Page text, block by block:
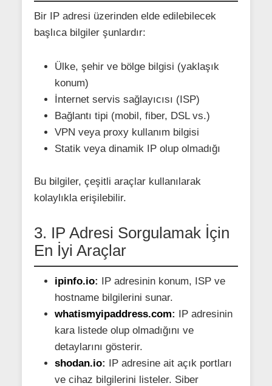
Bir IP adresi üzerinden elde edilebilecek
başlıca bilgiler şunlardır:
Ülke, şehir ve bölge bilgisi (yaklaşık
konum)
İnternet servis sağlayıcısı (ISP)
Bağlantı tipi (mobil, fiber, DSL vs.)
VPN veya proxy kullanım bilgisi
Statik veya dinamik IP olup olmadığı
Bu bilgiler, çeşitli araçlar kullanılarak
kolaylıkla erişilebilir.
3. IP Adresi Sorgulamak İçin
En İyi Araçlar
ipinfo.io: IP adresinin konum, ISP ve
hostname bilgilerini sunar.
whatismyipaddress.com: IP adresinin
kara listede olup olmadığını ve
detaylarını gösterir.
shodan.io: IP adresine ait açık portları
ve cihaz bilgilerini listeler. Siber